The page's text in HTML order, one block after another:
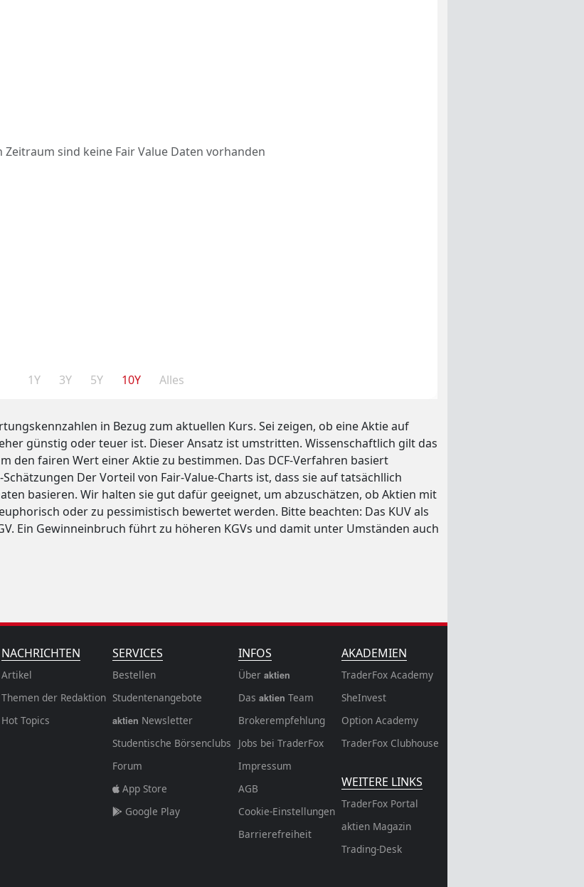
1Y 3Y 5Y 10Y Alles
Zeitraum sind keine Fair Value Daten vorhanden
in Bezug zum aktuellen Kurs. Sei zeigen, ob eine Aktie auf
günstig oder teuer ist. Dieser Ansatz ist umstritten. Wissenschaftlich gilt das
den fairen Wert einer Aktie zu bestimmen. Das DCF-Verfahren basiert
Der Vorteil von Fair-Value-Charts ist, dass sie auf tatsächllich
basieren. Wir halten sie gut dafür geeignet, um abzuschätzen, ob Aktien mit
oder zu pessimistisch bewertet werden. Bitte beachten: Das KUV als
Ein Gewinneinbruch führt zu höheren KGVs und damit unter Umständen auch
NACHRICHTEN
Artikel
Themen der Redaktion
Hot Topics
SERVICES
Bestellen
Studentenangebote
aktien Newsletter
Studentische Börsenclubs
Forum
App Store
Google Play
INFOS
Über aktien
Das aktien Team
Brokerempfehlung
Jobs bei TraderFox
Impressum
AGB
Cookie-Einstellungen
Barrierefreiheit
AKADEMIEN
TraderFox Academy
SheInvest
Option Academy
TraderFox Clubhouse
WEITERE LINKS
TraderFox Portal
aktien Magazin
Trading-Desk